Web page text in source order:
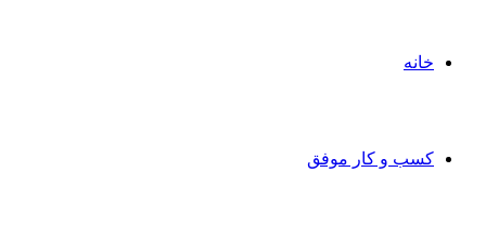
خانه
کسب و کار موفق